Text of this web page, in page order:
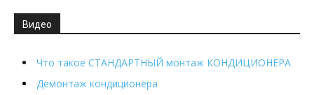
Видео
Что такое СТАНДАРТНЫЙ монтаж КОНДИЦИОНЕРА
Демонтаж кондиционера